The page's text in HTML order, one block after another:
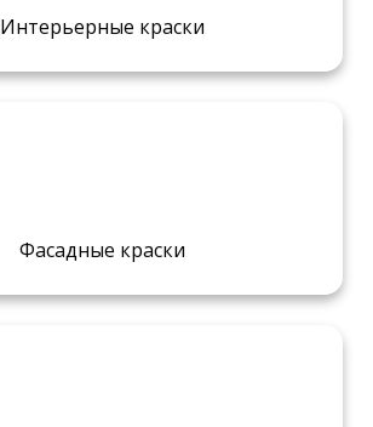
Интерьерные краски
Фасадные краски